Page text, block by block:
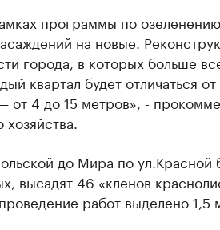
программы по
на новые.
города, в которых больше
квартал будет отличаться
от 4 до 15 метров», -
до Мира по ул.Красной
высадят 46 «кленов
работ выделено 1,5